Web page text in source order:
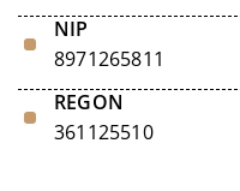
NIP
8971265811
REGON
361125510